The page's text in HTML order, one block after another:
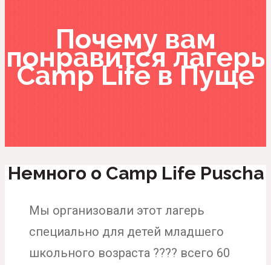
Почему вам
понравится лагерь
Camp Life в Пуще
Немного о Camp Life Puscha
Мы организовали этот лагерь
специально для детей младшего
школьного возраста ???? всего 60